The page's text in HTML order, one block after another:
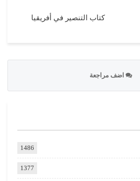
كتاب التنصير في أفريقيا
اضف مراجعة
1486
1377